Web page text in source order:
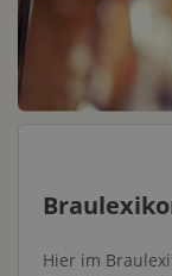
Hier im